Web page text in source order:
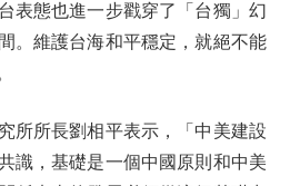
表態也進一步戳穿了「台獨」幻
。維護台海和平穩定，就絕不能
所長劉相平表示，「中美建設
識，基礎是一個中國原則和中美